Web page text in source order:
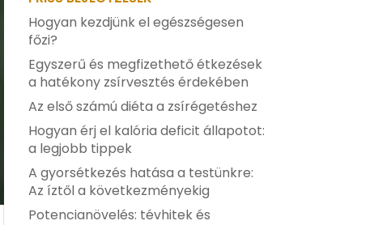
Hogyan kezdjünk el egészségesen
főzi?
Egyszerű és megfizethető étkezések
a hatékony zsírvesztés érdekében
Az első számú diéta a zsírégetéshez
Hogyan érj el kalória deficit állapotot:
a legjobb tippek
A gyorsétkezés hatása a testünkre:
Az íztől a következményekig
Potencianövelés: tévhitek és